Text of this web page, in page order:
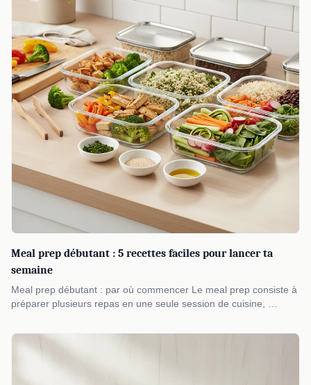
Meal prep débutant : 5 recettes faciles pour lancer ta
semaine
Meal prep débutant : par où commencer Le meal prep consiste à
préparer plusieurs repas en une seule session de cuisine, …